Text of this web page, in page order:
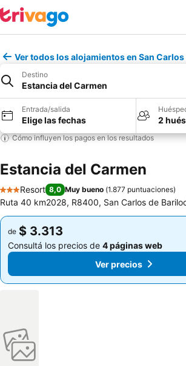
Ver todos los alojamientos en San
Destino
Estancia del Carmen
Entrada/salida
Elige las fechas 2
Cómo influyen los pagos en los resultados
Estancia del Carmen
3 Estrellas
Resort 8,0 Muy bueno (1.877 puntuaciones)
Ruta 40 km2028, R8400, San Carlos de
de $ 3.313
Consultá los precios de 4 páginas web
Ver precios
de $ 3.313
Consultá los precios de 4 páginas web
Ver precios